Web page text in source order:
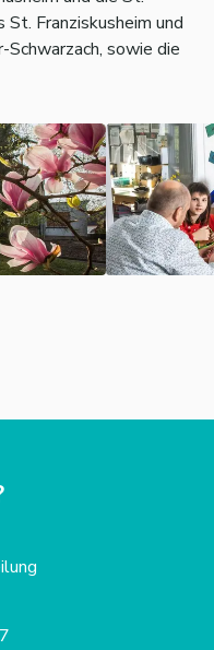
Franziskusheim und
sowie die